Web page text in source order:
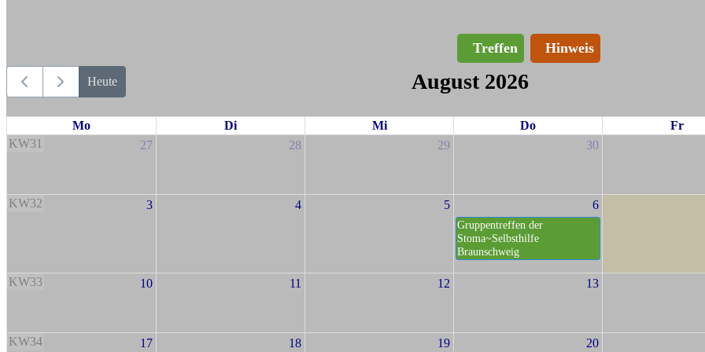
Treffen Hinweis
Heute August 2026
Mo Di Mi Do
Fr
KW31
27 28 29 30
KW32 3 4 5 6
Gruppentreffen der
Stoma~Selbsthilfe
Braunschweig
KW33 10 11 12 13
KW34 17 18 19 20